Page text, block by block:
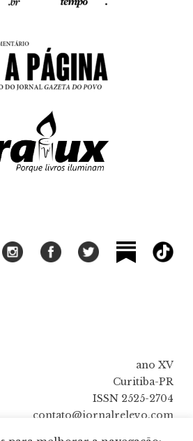
ano XV
Curitiba-PR
ISSN 2525-2704
contato@jornalrelevo.com